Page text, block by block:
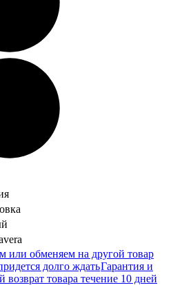
или обменяем на другой товар
долго ждатьГарантия и
возврат товара течение 10 дней